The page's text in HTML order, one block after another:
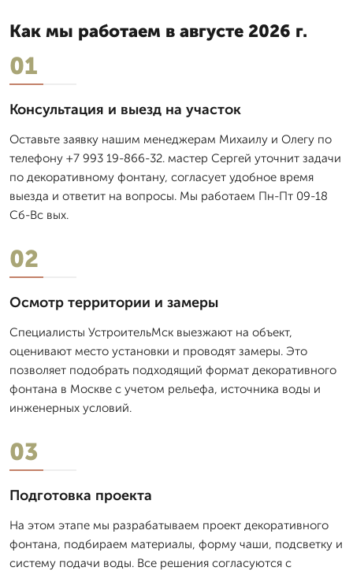
Как мы работаем в августе 2026 г.
01
Консультация и выезд на участок
Оставьте заявку нашим менеджерам Михаилу и Олегу по
телефону +7 993 19-866-32. мастер Сергей уточнит задачи
по декоративному фонтану, согласует удобное время
выезда и ответит на вопросы. Мы работаем Пн-Пт 09-18
Сб-Вс вых.
02
Осмотр территории и замеры
Специалисты УстроительМск выезжают на объект,
оценивают место установки и проводят замеры. Это
позволяет подобрать подходящий формат декоративного
фонтана в Москве с учетом рельефа, источника воды и
инженерных условий.
03
Подготовка проекта
На этом этапе мы разрабатываем проект декоративного
фонтана, подбираем материалы, форму чаши, подсветку и
систему подачи воды. Все решения согласуются с